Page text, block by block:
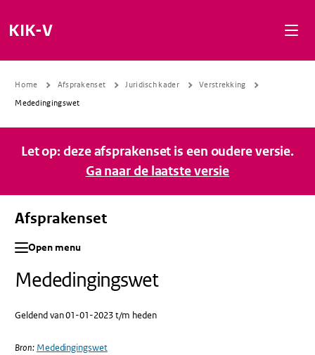
KIK-V
Home Afsprakenset Juridisch kader
Verstrekking
Mededingingswet
Let op: deze afsprakenset is een oudere versie.
Ga naar de laatste versie
Afsprakenset
Open menu
Mededingingswet
Geldend van 01-01-2023 t/m heden
Bron: Mededingingswet